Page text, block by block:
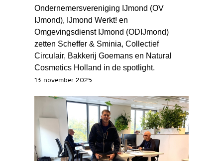
Ondernemersvereniging IJmond (OV
IJmond), IJmond Werkt! en
Omgevingsdienst IJmond (ODIJmond)
zetten Scheffer & Sminia, Collectief
Circulair, Bakkerij Goemans en Natural
Cosmetics Holland in de spotlight.
13 november 2025